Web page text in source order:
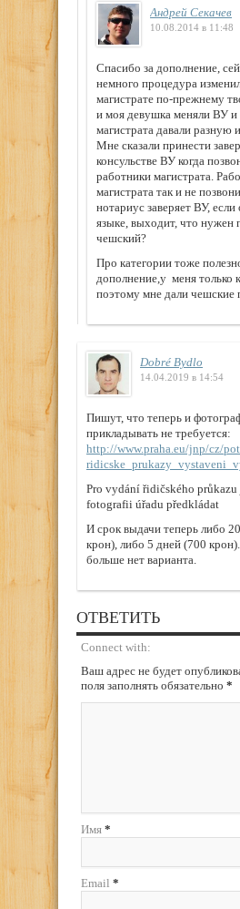
Андрей Секачев
10.08.2014 в 11:48
Спасибо за дополнение,
немного процедура
магистрате по-прежнему
и моя девушка меняли ВУ и
магистрата давали
Мне сказали принести
консульстве ВУ когда
работники магистрата.
магистрата так и не
нотариус заверяет ВУ,
языке, выходит, что нужен
чешский?
Про категории тоже
дополнение,у меня только
поэтому мне дали чешские
Dobré Bydlo
14.04.2019 в 14:54
Пишут, что теперь и
прикладывать не требуется:
http://www.praha.eu/jnp/cz/
Pro vydání řidičského
fotografii úřadu předkládat
И срок выдачи теперь либо
крон), либо 5 дней (700
больше нет варианта.
ОТВЕТИТЬ
Connect with:
Ваш адрес не будет
поля заполнять обязательно *
Имя *
Email *